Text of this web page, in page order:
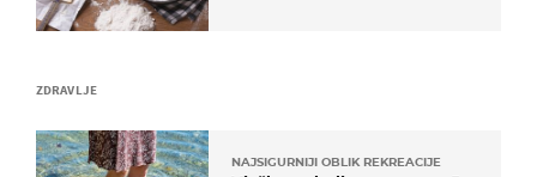
ZDRAVLJE
NAJSIGURNIJI OBLIK REKREACIJE